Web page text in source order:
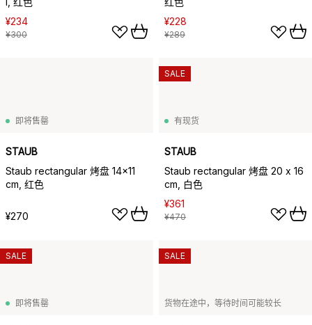
¥234
¥300
¥228
¥289
即将售罄
STAUB
Staub rectangular 烤盘 14x11
cm, 红色
¥270
有现货
STAUB
Staub rectangular 烤盘 20 x 16
cm, 白色
¥361
¥470
SALE
即将售罄
SALE
货物在途中，等待时间可能较长
SALE